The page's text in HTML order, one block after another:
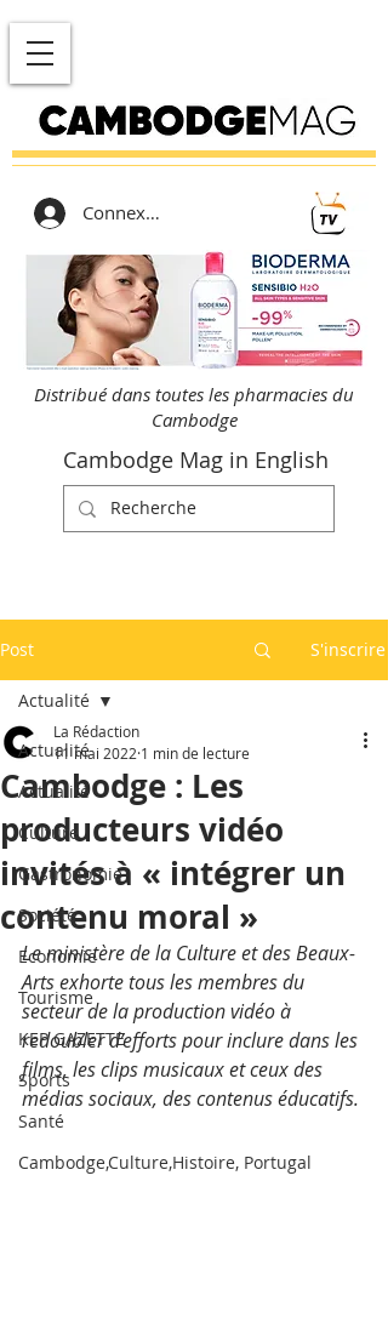
Connexion
Distribué dans toutes les pharmacies du
Cambodge
Cambodge Mag in English
Post S'inscrire
Actualité
Actualité
Culture
Gastronomie
Société
Economie
Tourisme
KEP GAZETTE
Sports
Santé
Cambodge,Culture,Histoire, Portugal
Actualité
Cambodge : Les
producteurs vidéo
invités à « intégrer un
contenu moral »
La Rédaction
11 mai 2022 1 min de lecture
Le ministère de la Culture et des Beaux-
Arts exhorte tous les membres du
secteur de la production vidéo à
redoubler d’efforts pour inclure dans les
films, les clips musicaux et ceux des
médias sociaux, des contenus éducatifs.